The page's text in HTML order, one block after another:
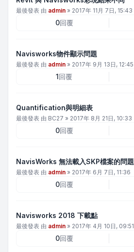
最後發表 由 admin » 2017年 11月 7日, 15:43
0回覆
Navisworks物件顯示問題
最後發表 由 admin » 2017年 9月 13日, 12:45
1回覆
Quantification與明細表
最後發表 由 BC27 » 2017年 8月 21日, 10:33
0回覆
NavisWorks 無法載入SKP檔案的問題
最後發表 由 admin » 2017年 6月 7日, 11:36
0回覆
Navisworks 2018 下載點
最後發表 由 admin » 2017年 4月 10日, 09:51
0回覆